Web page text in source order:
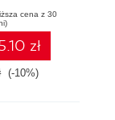
cena z 30
zł
(-10%)